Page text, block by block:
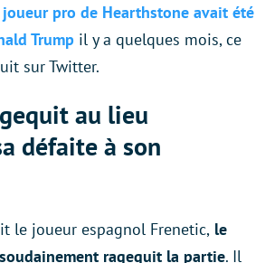
pro de Hearthstone avait été
Trump il y a quelques mois, ce
sur Twitter.
au lieu
défaite à son
le joueur espagnol Frenetic, le
ragequit la partie. Il